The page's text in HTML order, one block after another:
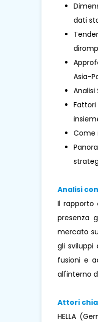
dati
Asia-
Analisi
Come
Analisi
Il rapporto
presenza
mercato
gli sviluppi
fusioni e
all'interno
Attori
HELLA